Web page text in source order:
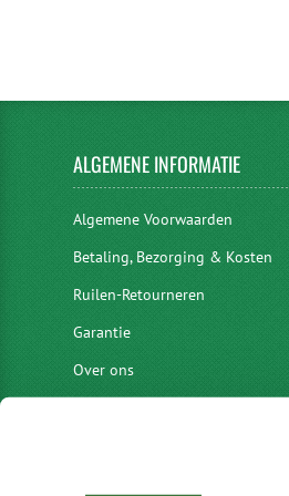
ALGEMENEINFORMATIE
Algemene Voorwaarden
Betaling, Bezorging & Kosten
Ruilen-Retourneren
Garantie
Over ons